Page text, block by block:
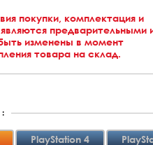
покупки, комплектация и
предварительными
изменены в момент
товара на склад.
:
PlayStation 4